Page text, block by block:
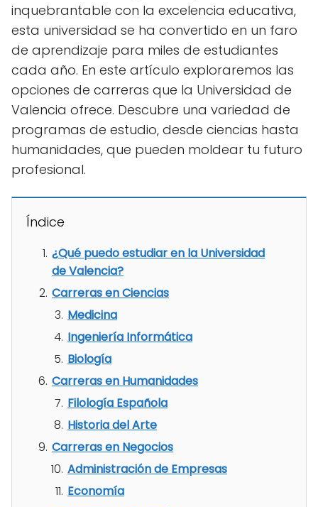
inquebrantable con la excelencia educativa,
esta universidad se ha convertido en un faro
de aprendizaje para miles de estudiantes
cada año. En este artículo exploraremos las
opciones de carreras que la Universidad de
Valencia ofrece. Descubre una variedad de
programas de estudio, desde ciencias hasta
humanidades, que pueden moldear tu futuro
profesional.
Índice
¿Qué puedo estudiar en la Universidad
de Valencia?
Carreras en Ciencias
Medicina
Ingeniería Informática
Biología
Carreras en Humanidades
Filología Española
Historia del Arte
Carreras en Negocios
Administración de Empresas
Economía